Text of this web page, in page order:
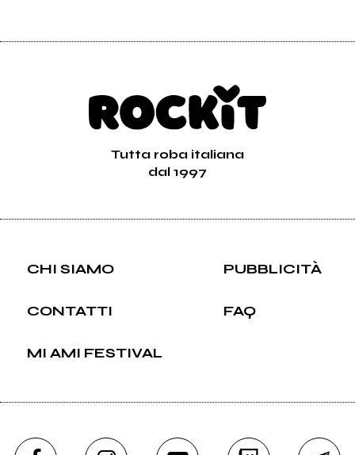
Tutta roba italiana
dal 1997
CHI SIAMO PUBBLICITÀ
CONTATTI FAQ
MI AMI FESTIVAL